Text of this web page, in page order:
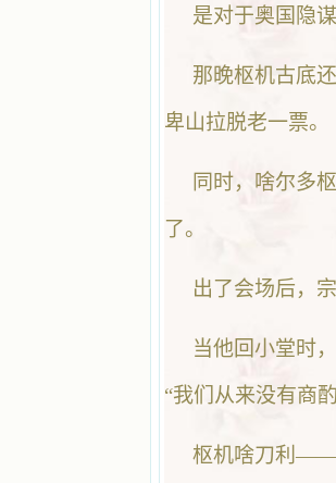
是对于奥国隐
那晚枢机古底
卑山拉脱老一票。
同时，啥尔多
了。
出了会场后，
当他回小堂时
“我们从来没有商
枢机啥刀利——